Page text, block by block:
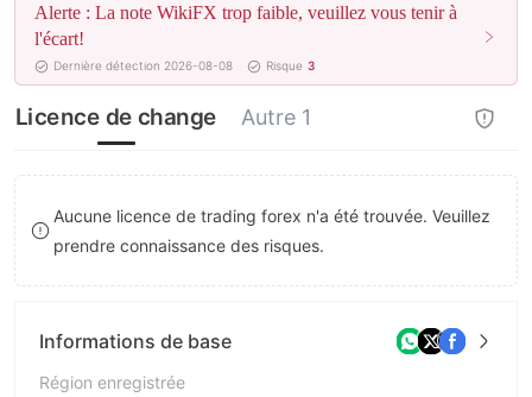
8
9
Alerte : La note WikiFX trop faible, veuillez vous tenir à
l'écart!
Dernière détection 2026-08-08 Risque 3
Licence de change Autre 1
Aucune licence de trading forex n'a été trouvée. Veuillez
prendre connaissance des risques.
Informations de base
Région enregistrée